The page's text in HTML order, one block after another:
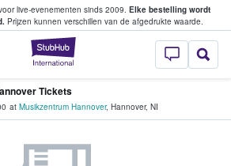
live-evenementen sinds 2009. Elke bestelling wordt
Prijzen kunnen verschillen van de afgedrukte waarde.
StubHub: waar
en verkopen
Tickets
at Musikzentrum Hannover, Hannover, NI